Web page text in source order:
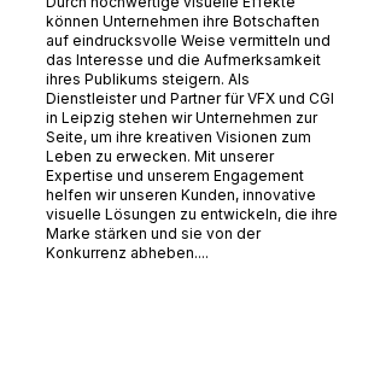
können Unternehmen ihre Botschaften
auf eindrucksvolle Weise vermitteln und
das Interesse und die Aufmerksamkeit
ihres Publikums steigern. Als
Dienstleister und Partner für VFX und CGI
in Leipzig stehen wir Unternehmen zur
Seite, um ihre kreativen Visionen zum
Leben zu erwecken. Mit unserer
Expertise und unserem Engagement
helfen wir unseren Kunden, innovative
visuelle Lösungen zu entwickeln, die ihre
Marke stärken und sie von der
Konkurrenz abheben....